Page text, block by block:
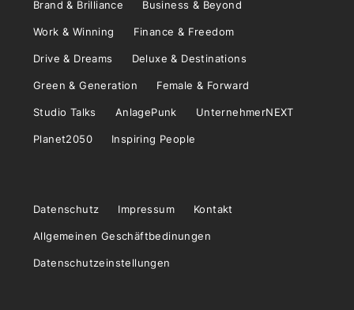
Brand & Brilliance Business & Beyond
Work & Winning Finance & Freedom
Drive & Dreams Deluxe & Destinations
Green & Generation Female & Forward
Studio Talks AnlagePunk UnternehmerNEXT
Planet2050 Inspiring People
Datenschutz Impressum Kontakt
Allgemeinen Geschäftbedinungen
Datenschutzeinstellungen